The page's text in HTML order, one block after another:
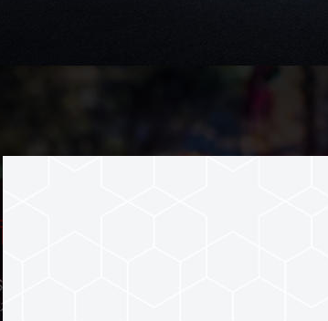
生
SO-DIMM DDR4 是電競玩家輕鬆升級的不二
容量和支援 JEDEC 最高頻率 3200MHz 強力